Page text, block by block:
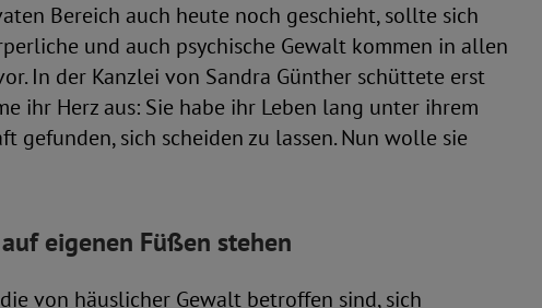
Bereich auch heute noch geschieht, sollte sich
und auch psychische Gewalt kommen in allen
In der Kanzlei von Sandra Günther schüttete erst
ihr Herz aus: Sie habe ihr Leben lang unter ihrem
gefunden, sich scheiden zu lassen. Nun wolle sie
eigenen Füßen stehen
von häuslicher Gewalt betroffen sind, sich